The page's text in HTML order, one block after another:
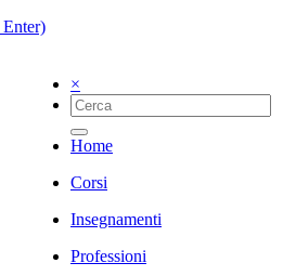
×
Home
Corsi
Insegnamenti
Professioni